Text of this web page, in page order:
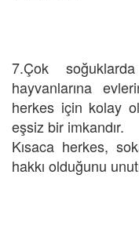
7.Çok
hayvanlarına
herkes için kolay
eşsiz bir imkandır.
Kısaca herkes,
hakkı olduğunu